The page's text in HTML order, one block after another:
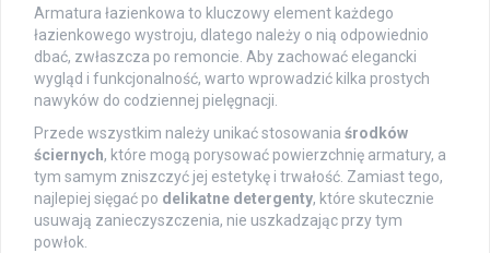
Armatura łazienkowa to kluczowy element każdego
łazienkowego wystroju, dlatego należy o nią odpowiednio
dbać, zwłaszcza po remoncie. Aby zachować elegancki
wygląd i funkcjonalność, warto wprowadzić kilka prostych
nawyków do codziennej pielęgnacji.
Przede wszystkim należy unikać stosowania środków
ściernych, które mogą porysować powierzchnię armatury, a
tym samym zniszczyć jej estetykę i trwałość. Zamiast tego,
najlepiej sięgać po delikatne detergenty, które skutecznie
usuwają zanieczyszczenia, nie uszkadzając przy tym
powłok.